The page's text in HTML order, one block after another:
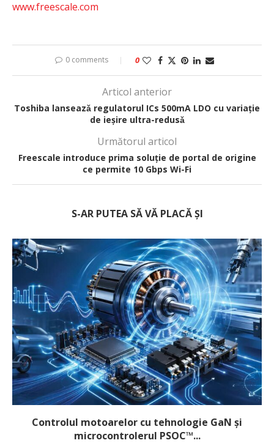
www.freescale.com
0 comments 0
Articol anterior
Toshiba lanseazǎ regulatorul ICs 500mA LDO cu variație
de ieșire ultra-redusǎ
Următorul articol
Freescale introduce prima soluție de portal de origine
ce permite 10 Gbps Wi-Fi
S-AR PUTEA SĂ VĂ PLACĂ ȘI
Controlul motoarelor cu tehnologie GaN și
microcontrolerul PSOC™...